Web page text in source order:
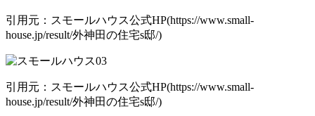
引用元：スモールハウス公式HP(https://www.small-
house.jp/result/外神田の住宅s邸/)
引用元：スモールハウス公式HP(https://www.small-
house.jp/result/外神田の住宅s邸/)